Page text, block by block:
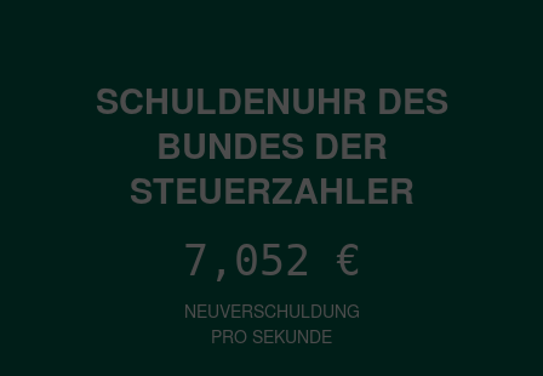
SCHULDENUHR DES
BUNDES DER
STEUERZAHLER
7,052 €
NEUVERSCHULDUNG
PRO SEKUNDE